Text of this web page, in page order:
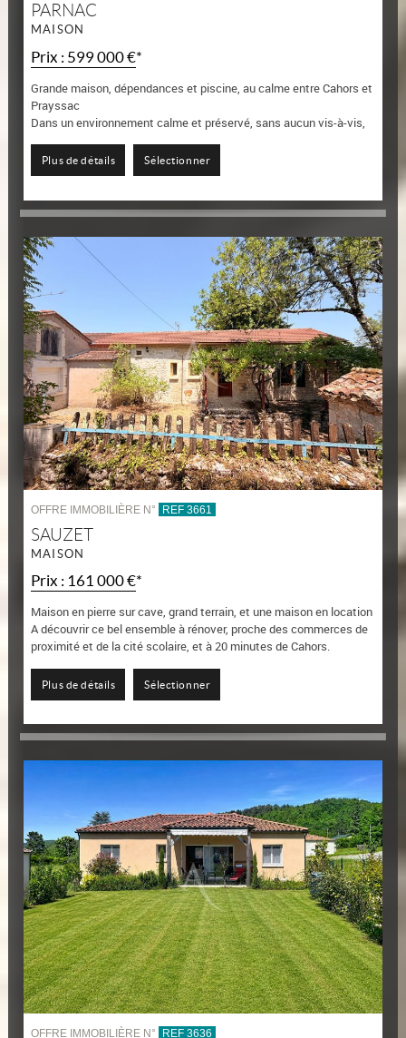
PARNAC
MAISON
Prix : 599 000 €*
Grande maison, dépendances et piscine, au calme entre Cahors et
Prayssac
Dans un environnement calme et préservé, sans aucun vis-à-vis,
dépendances,...
Plus de détails Sélectionner
OFFRE IMMOBILIÈRE N° REF 3661
SAUZET
MAISON
Prix : 161 000 €*
Maison en pierre sur cave, grand terrain, et une maison en location
A découvrir ce bel ensemble à rénover, proche des commerces de
proximité et de la cité scolaire, et à 20 minutes de Cahors.
Plus de détails Sélectionner
OFFRE IMMOBILIÈRE N° REF 3636